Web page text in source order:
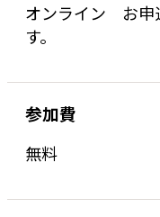
オンライン お申
す。
参加費
無料